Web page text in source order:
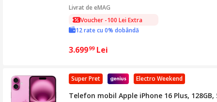
Livrat deeMAG
Voucher -100 Lei Extra
12 rate cu 0% dobândă
3.69999 Lei
Electro Weekend
Super Pret
Telefon mobil Apple iPhone 16 Plus, 128GB,